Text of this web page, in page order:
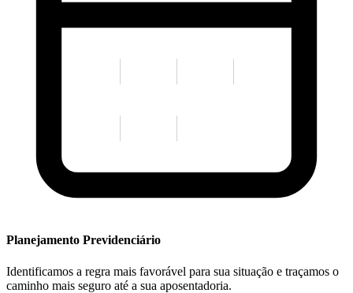
Planejamento Previdenciário
Identificamos a regra mais favorável para sua situação e traçamos o
caminho mais seguro até a sua aposentadoria.